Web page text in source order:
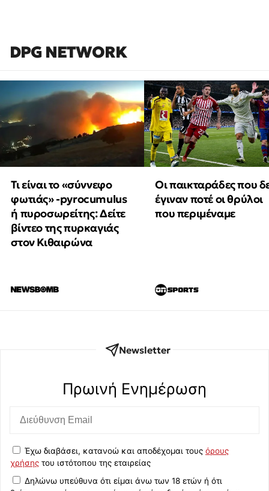
DPG NETWORK
Τι είναι το «σύννεφο
φωτιάς» -pyrocumulus
ή πυροσωρείτης: Δείτε
βίντεο της πυρκαγιάς
στον Κιθαιρώνα
Οι παικταράδες που
έγιναν ποτέ οι θρύλοι
που περιμέναμε
Newsletter
Πρωινή Eνημέρωση
Έχω διαβάσει, κατανοώ και αποδέχομαι τους όρους
χρήσης του ιστότοπου της εταιρείας
Δηλώνω υπεύθυνα ότι είμαι άνω των 18 ετών ή ότι